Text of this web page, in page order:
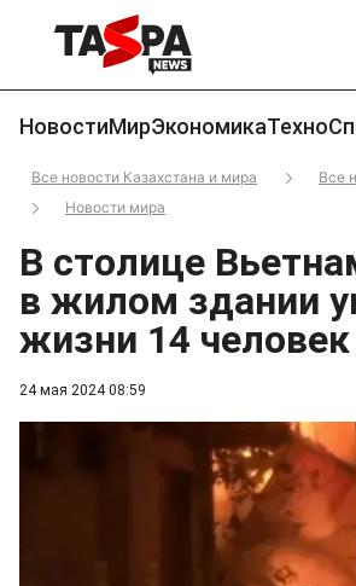
НовостиМирЭкономикаТехно
Все новости Казахстана и мира
Все
Новости мира
24 мая 2024 08:59
В столице
в жилом здании
жизни 14 человек